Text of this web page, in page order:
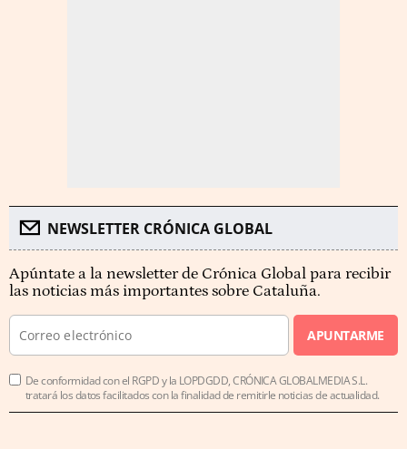
NEWSLETTER CRÓNICA GLOBAL
Apúntate a la newsletter de Crónica Global para recibir
las noticias más importantes sobre Cataluña.
APUNTARME
De conformidad con el RGPD y la LOPDGDD, CRÓNICA GLOBALMEDIA S.L.
tratará los datos facilitados con la finalidad de remitirle noticias de actualidad.